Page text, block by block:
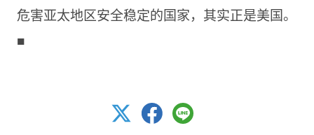
危害亚太地区安全稳定的国家，其实正是美国。
■